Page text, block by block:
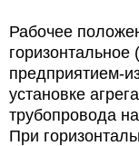
Рабочее
предприятием-
установке
трубопровода
При